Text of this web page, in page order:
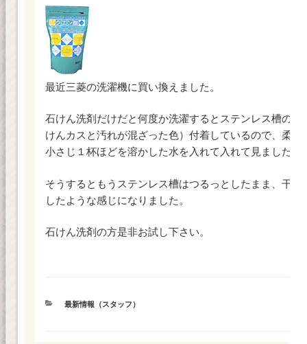
最近三菱の洗濯機に買い換えました。
石けん洗剤だけだと何度か洗濯するとステンレス槽の
けんカスと汚れが混ざった色）付着しているので、柔
小さじ１杯ほどを溶かした水を入れて入れて見ました。
そうするともうステンレス槽はつるっとしたまま、干
したような感じになりました。
石けん洗剤の方是非お試し下さい。
カ
最新情報（スタッフ）